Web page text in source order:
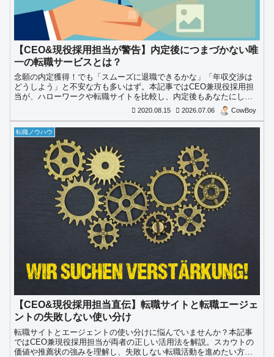
【CEO&現役採用担当が警告】内定後につまづかない唯
一の転職サービスとは？
念願の内定獲得！でも「スムーズに退職できるかな」「年収交渉は
どうしよう」と不安な方も多いはず。本記事ではCEO兼現役採用担
当が、ハローワークや転職サイトを比較し、内定後もあなたにしっ
かり寄り添ってくれる「唯一の転職サービス」を解説します。
2020.08.15 2026.07.06 CowBoy
転職ノウハウ
【CEO&現役採用担当直伝】転職サイトと転職エージェ
ントの失敗しない使い分け
転職サイトとエージェントの使い分けに悩んでいませんか？本記事
ではCEO兼現役採用担当が両者の正しい活用法を解説。スカウトの
価値や推薦状の強みを理解し、失敗しない転職活動を進めたい方は